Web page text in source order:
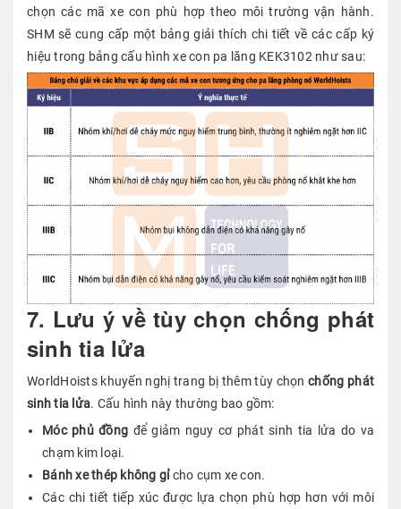
chọn các mã xe con phù hợp theo môi trường vận hành.
SHM sẽ cung cấp một bảng giải thích chi tiết về các cấp ký
hiệu trong bảng cấu hình xe con pa lăng KEK3102 như sau:
7. Lưu ý về tùy chọn chống phát
sinh tia lửa
WorldHoists khuyến nghị trang bị thêm tùy chọnchống phát
sinh tia lửa. Cấu hình này thường bao gồm:
Móc phủ đồng để giảm nguy cơ phát sinh tia lửa do va
chạm kim loại.
Bánh xe thép không gỉcho cụm xe con.
Các chi tiết tiếp xúc được lựa chọn phù hợp hơn với môi